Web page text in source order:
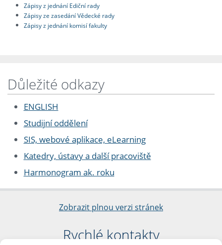
Zápisy z jednání Ediční rady
Zápisy ze zasedání Vědecké rady
Zápisy z jednání komisí fakulty
Důležité odkazy
ENGLISH
Studijní oddělení
SIS, webové aplikace, eLearning
Katedry, ústavy a další pracoviště
Harmonogram ak. roku
Zobrazit plnou verzi stránek
Rychlé kontakty